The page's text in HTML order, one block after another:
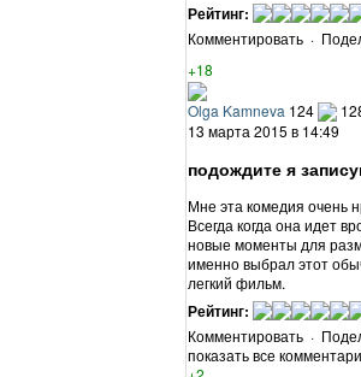
Рейтинг:
Комментировать ·
+18
Olga Kamneva 124
13 марта 2015 в 14:49
подождите я
Мне эта комедия очень
Всегда когда она идет
новые моменты для
именно выбрал этот
легкий фильм.
Рейтинг:
Комментировать ·
показать все